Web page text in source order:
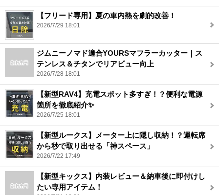
【フリード専用】夏の車内熱を劇的改善！
2026/7/29 18:01
ジムニーノマド適合YOURSマフラーカッター｜ス
テンレス＆チタンでリアビュー向上
2026/7/28 18:01
【新型RAV4】充電スポット多すぎ！？便利な電源
箇所を徹底紹介✨
2026/7/25 18:01
【新型ルークス】メーター上に隠し収納！？運転席
から秒で取り出せる「神スペース」
2026/7/22 17:49
【新型キックス】内装レビュー＆納車後に即付けし
たい専用アイテム！